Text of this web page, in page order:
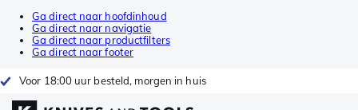
Ga direct naar hoofdinhoud
Ga direct naar navigatie
Ga direct naar productfilters
Ga direct naar footer
Voor 18:00 uur besteld, morgen in huis